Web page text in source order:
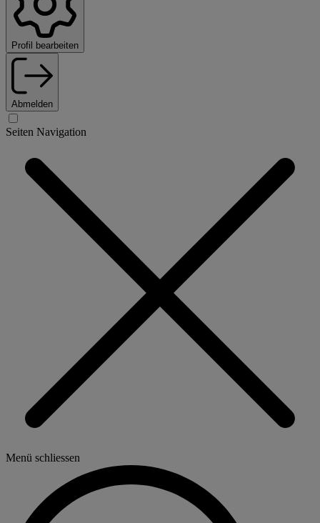
Profil bearbeiten
Abmelden
Seiten Navigation
Menü schliessen